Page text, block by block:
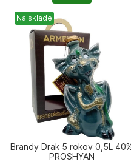
Na sklade
Brandy Drak 5 rokov 0,5L
PROSHYAN